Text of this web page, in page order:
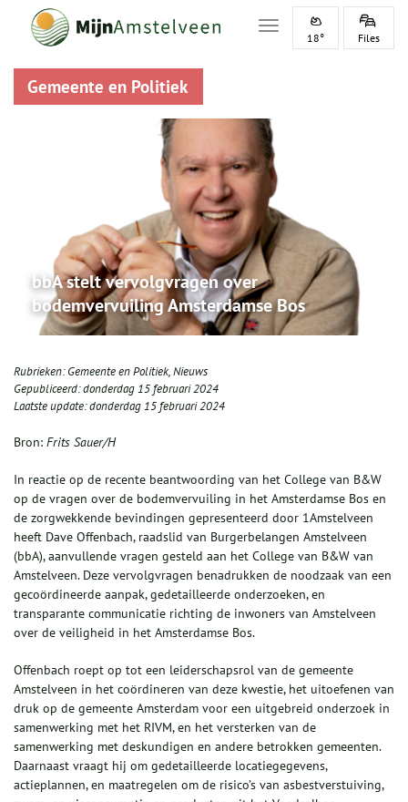
Toggle navigation
18° Files
Gemeente en Politiek
bbA stelt vervolgvragen over
bodemvervuiling Amsterdamse Bos
Rubrieken:Gemeente en Politiek,Nieuws
Gepubliceerd:donderdag 15 februari 2024
Laatste update:donderdag 15 februari 2024
Bron: Frits Sauer/H
In reactie op de recente beantwoording van het College van B&W
op de vragen over de bodemvervuiling in het Amsterdamse Bos en
de zorgwekkende bevindingen gepresenteerd door 1Amstelveen
heeft Dave Offenbach, raadslid van Burgerbelangen Amstelveen
(bbA), aanvullende vragen gesteld aan het College van B&W van
Amstelveen. Deze vervolgvragen benadrukken de noodzaak van een
gecoördineerde aanpak, gedetailleerde onderzoeken, en
transparante communicatie richting de inwoners van Amstelveen
over de veiligheid in het Amsterdamse Bos.
Offenbach roept op tot een leiderschapsrol van de gemeente
Amstelveen in het coördineren van deze kwestie, het uitoefenen van
druk op de gemeente Amsterdam voor een uitgebreid onderzoek in
samenwerking met het RIVM, en het versterken van de
samenwerking met deskundigen en andere betrokken gemeenten.
Daarnaast vraagt hij om gedetailleerde locatiegegevens,
actieplannen, en maatregelen om de risico’s van asbestverstuiving,